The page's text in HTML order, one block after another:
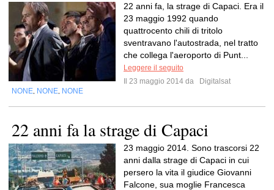
22 anni fa, la strage di Capaci. Era il
23 maggio 1992 quando
quattrocento chili di tritolo
sventravano l'autostrada, nel tratto
che collega l'aeroporto di Punt...
Leggere il seguito
Il 23 maggio 2014 da
Digitalsat
NONE NONE NONE
22 anni fa la strage di Capaci
23 maggio 2014. Sono trascorsi 22
anni dalla strage di Capaci in cui
persero la vita il giudice Giovanni
Falcone, sua moglie Francesca